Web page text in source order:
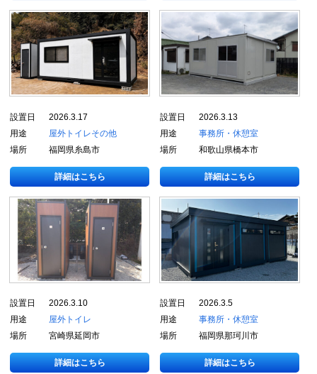
設置日
2026.3.17
用途
屋外トイレその他
場所
福岡県糸島市
詳細はこちら
設置日
2026.3.13
用途
事務所・休憩室
場所
和歌山県橋本市
詳細はこちら
設置日
2026.3.10
用途
屋外トイレ
場所
宮崎県延岡市
詳細はこちら
設置日
2026.3.5
用途
事務所・休憩室
場所
福岡県那珂川市
詳細はこちら